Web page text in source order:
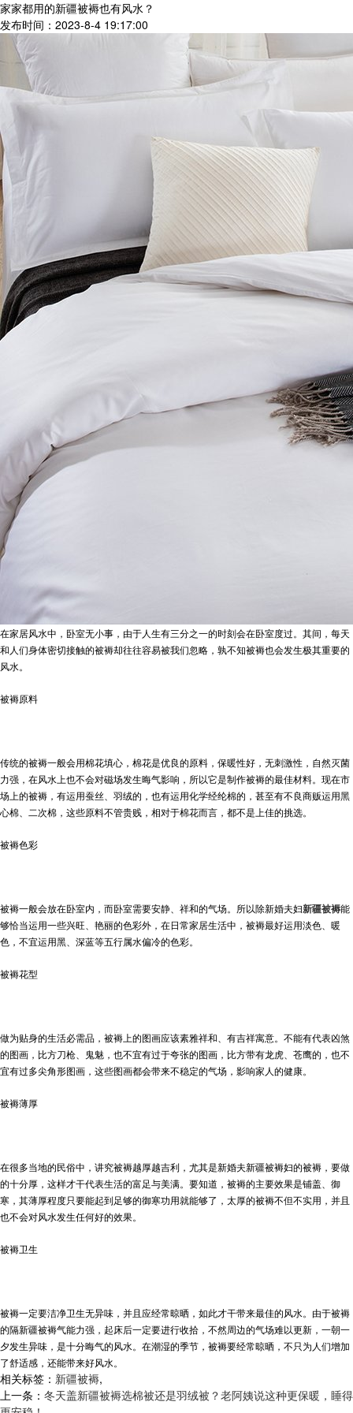
家家都用的新疆被褥也有风水？
发布时间：2023-8-4 19:17:00
在家居风水中，卧室无小事，由于人生有三分之一的时刻会在卧室度过。其间，每天
和人们身体密切接触的被褥却往往容易被我们忽略，孰不知被褥也会发生极其重要的
风水。
被褥原料
传统的被褥一般会用棉花填心，棉花是优良的原料，保暖性好，无刺激性，自然灭菌
力强，在风水上也不会对磁场发生晦气影响，所以它是制作被褥的最佳材料。现在市
场上的被褥，有运用蚕丝、羽绒的，也有运用化学经纶棉的，甚至有不良商贩运用黑
心棉、二次棉，这些原料不管贵贱，相对于棉花而言，都不是上佳的挑选。
被褥色彩
被褥一般会放在卧室内，而卧室需要安静、祥和的气场。所以除新婚夫妇新疆被褥能
够恰当运用一些兴旺、艳丽的色彩外，在日常家居生活中，被褥最好运用淡色、暖
色，不宜运用黑、深蓝等五行属水偏冷的色彩。
被褥花型
做为贴身的生活必需品，被褥上的图画应该素雅祥和、有吉祥寓意。不能有代表凶煞
的图画，比方刀枪、鬼魅，也不宜有过于夸张的图画，比方带有龙虎、苍鹰的，也不
宜有过多尖角形图画，这些图画都会带来不稳定的气场，影响家人的健康。
被褥薄厚
在很多当地的民俗中，讲究被褥越厚越吉利，尤其是新婚夫新疆被褥妇的被褥，要做
的十分厚，这样才干代表生活的富足与美满。要知道，被褥的主要效果是铺盖、御
寒，其薄厚程度只要能起到足够的御寒功用就能够了，太厚的被褥不但不实用，并且
也不会对风水发生任何好的效果。
被褥卫生
被褥一定要洁净卫生无异味，并且应经常晾晒，如此才干带来最佳的风水。由于被褥
的隔新疆被褥气能力强，起床后一定要进行收拾，不然周边的气场难以更新，一朝一
夕发生异味，是十分晦气的风水。在潮湿的季节，被褥要经常晾晒，不只为人们增加
了舒适感，还能带来好风水。
相关标签： 新疆被褥,
上一条： 冬天盖新疆被褥选棉被还是羽绒被？老阿姨说这种更保暖，睡得